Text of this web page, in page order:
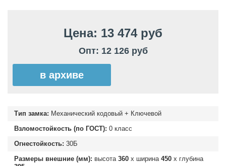
Цена: 13 474 руб
Опт: 12 126 руб
в архиве
Тип замка: Механический кодовый + Ключевой
Взломостойкость (по ГОСТ): 0 класс
Огнестойкость: 30Б
Размеры внешние (мм): высота 360 х ширина 450 х глубина